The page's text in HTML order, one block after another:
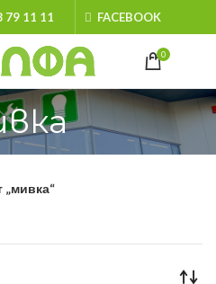
79 11 11 FACEBOOK
0
„мивка“